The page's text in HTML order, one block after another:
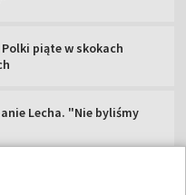
Polki piąte w skokach
Lecha. "Nie byliśmy